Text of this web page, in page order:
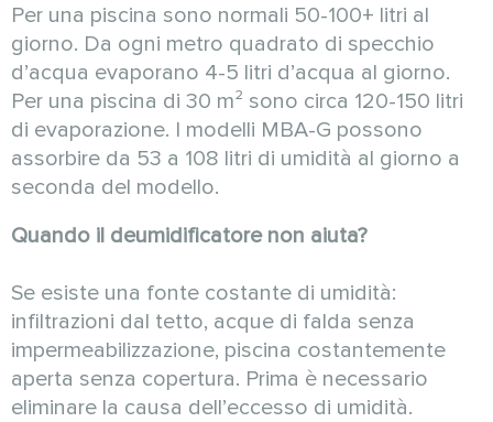
Per una piscina sono normali 50-100+ litri al
giorno. Da ogni metro quadrato di specchio
d’acqua evaporano 4-5 litri d’acqua al giorno.
Per una piscina di 30 m² sono circa 120-150 litri
di evaporazione. I modelli MBA-G possono
assorbire da 53 a 108 litri di umidità al giorno a
seconda del modello.
Quando il deumidificatore non aiuta?
Se esiste una fonte costante di umidità:
infiltrazioni dal tetto, acque di falda senza
impermeabilizzazione, piscina costantemente
aperta senza copertura. Prima è necessario
eliminare la causa dell’eccesso di umidità.